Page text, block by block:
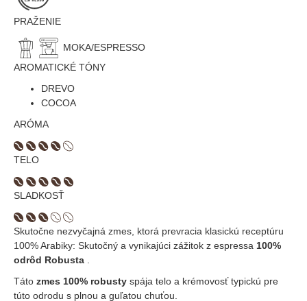
PRAŽENIE
MOKA/ESPRESSO
AROMATICKÉ TÓNY
DREVO
COCOA
ARÓMA
TELO
SLADKOSŤ
Skutočne nezvyčajná zmes, ktorá prevracia klasickú receptúru
100% Arabiky: Skutočný a vynikajúci zážitok z espressa 100%
odrôd Robusta
Táto zmes 100% robusty spája telo a krémovosť typickú pre
túto odrodu s plnou a guľatou chuťou.